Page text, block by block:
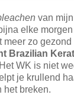
van
elke
zo
Brazilian
WK is niet
je krullend
het breken.